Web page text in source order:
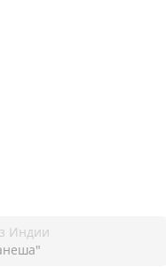
Индии